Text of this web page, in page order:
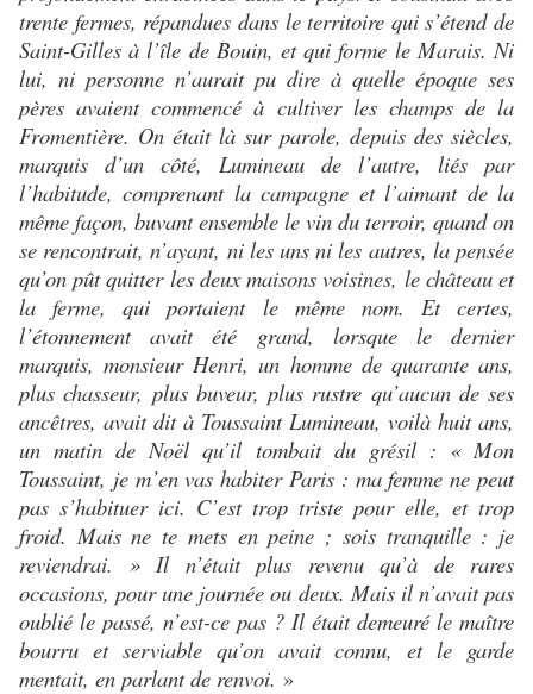
trente fermes, répandues dans le territoire qui s’étend de
Saint-Gilles à l’île de Bouin, et qui forme le Marais. Ni
lui, ni personne n’aurait pu dire à quelle époque ses
pères avaient commencé à cultiver les champs de la
Fromentière. On était là sur parole, depuis des siècles,
marquis d’un côté, Lumineau de l’autre, liés par
l’habitude, comprenant la campagne et l’aimant de la
même façon, buvant ensemble le vin du terroir, quand on
se rencontrait, n’ayant, ni les uns ni les autres, la pensée
qu’on pût quitter les deux maisons voisines, le château et
la ferme, qui portaient le même nom. Et certes,
l’étonnement avait été grand, lorsque le dernier
marquis, monsieur Henri, un homme de quarante ans,
plus chasseur, plus buveur, plus rustre qu’aucun de ses
ancêtres, avait dit à Toussaint Lumineau, voilà huit ans,
un matin de Noël qu’il tombait du grésil : « Mon
Toussaint, je m’en vas habiter Paris : ma femme ne peut
pas s’habituer ici. C’est trop triste pour elle, et trop
froid. Mais ne te mets en peine ; sois tranquille : je
reviendrai. » Il n’était plus revenu qu’à de rares
occasions, pour une journée ou deux. Mais il n’avait pas
oublié le passé, n’est-ce pas ? Il était demeuré le maître
bourru et serviable qu’on avait connu, et le garde
mentait, en parlant de renvoi. »